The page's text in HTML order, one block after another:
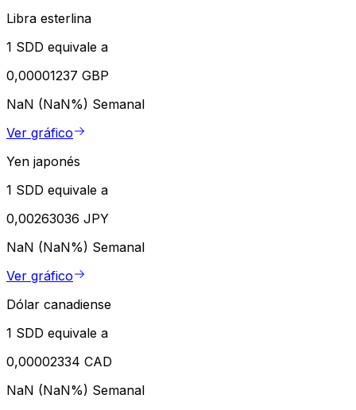
Libra esterlina
1 SDD equivale a
0,00001237 GBP
NaN (NaN%) Semanal
Ver gráfico
Yen japonés
1 SDD equivale a
0,00263036 JPY
NaN (NaN%) Semanal
Ver gráfico
Dólar canadiense
1 SDD equivale a
0,00002334 CAD
NaN (NaN%) Semanal